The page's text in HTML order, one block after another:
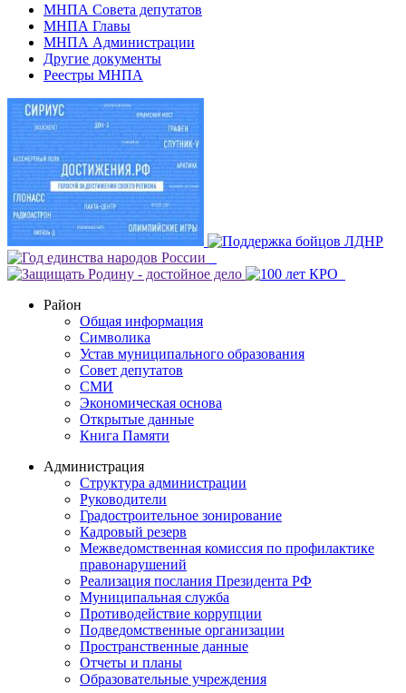
МНПА Совета депутатов
МНПА Главы
МНПА Администрации
Другие документы
Реестры МНПА
Район
Общая информация
Символика
Устав муниципального образования
Совет депутатов
СМИ
Экономическая основа
Открытые данные
Книга Памяти
Администрация
Структура администрации
Руководители
Градостроительное зонирование
Кадровый резерв
Межведомственная комиссия по профилактике
правонарушений
Реализация послания Президента РФ
Муниципальная служба
Противодействие коррупции
Подведомственные организации
Пространственные данные
Отчеты и планы
Образовательные учреждения